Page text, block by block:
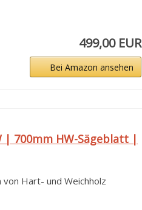
499,00 EUR
Bei Amazon ansehen
| 700mm HW-Sägeblatt |
Hart- und Weichholz